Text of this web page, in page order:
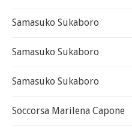
Samasuko Sukaboro
Samasuko Sukaboro
Samasuko Sukaboro
Soccorsa Marilena Capone